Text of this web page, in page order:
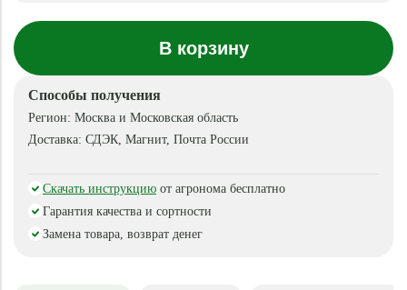
В корзину
Способы получения
Регион: Москва и Московская область
Доставка: СДЭК, Магнит, Почта России
Скачать инструкцию от агронома бесплатно
Гарантия качества и сортности
Замена товара, возврат денег